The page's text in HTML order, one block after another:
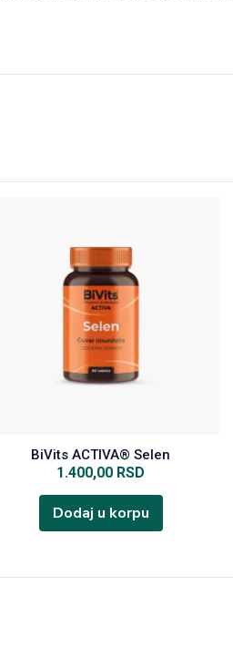
BiVits ACTIVA® Selen
1.400,00 RSD
Dodaj u korpu